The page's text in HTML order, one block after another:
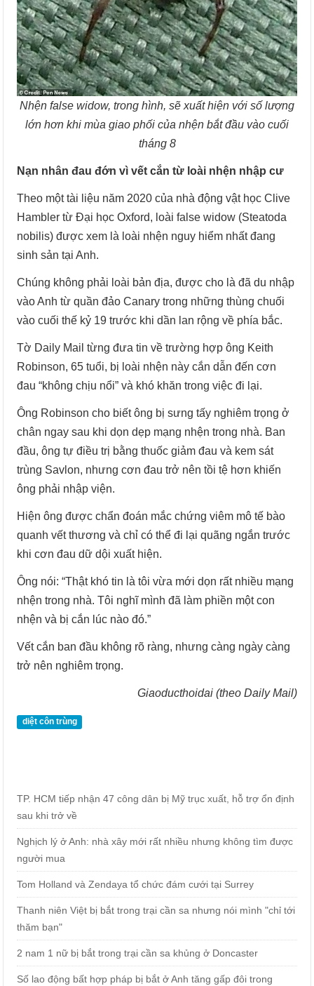
Nhện false widow, trong hình, sẽ xuất hiện với số lượng
lớn hơn khi mùa giao phối của nhện bắt đầu vào cuối
tháng 8
Nạn nhân đau đớn vì vết cắn từ loài nhện nhập cư
Theo một tài liệu năm 2020 của nhà động vật học Clive
Hambler từ Đại học Oxford, loài false widow (Steatoda
nobilis) được xem là loài nhện nguy hiểm nhất đang
sinh sản tại Anh.
Chúng không phải loài bản địa, được cho là đã du nhập
vào Anh từ quần đảo Canary trong những thùng chuối
vào cuối thế kỷ 19 trước khi dần lan rộng về phía bắc.
Tờ Daily Mail từng đưa tin về trường hợp ông Keith
Robinson, 65 tuổi, bị loài nhện này cắn dẫn đến cơn
đau “không chịu nổi” và khó khăn trong việc đi lại.
Ông Robinson cho biết ông bị sưng tấy nghiêm trọng ở
chân ngay sau khi dọn dẹp mạng nhện trong nhà. Ban
đầu, ông tự điều trị bằng thuốc giảm đau và kem sát
trùng Savlon, nhưng cơn đau trở nên tồi tệ hơn khiến
ông phải nhập viện.
Hiện ông được chẩn đoán mắc chứng viêm mô tế bào
quanh vết thương và chỉ có thể đi lại quãng ngắn trước
khi cơn đau dữ dội xuất hiện.
Ông nói: “Thật khó tin là tôi vừa mới dọn rất nhiều mạng
nhện trong nhà. Tôi nghĩ mình đã làm phiền một con
nhện và bị cắn lúc nào đó.”
Vết cắn ban đầu không rõ ràng, nhưng càng ngày càng
trở nên nghiêm trọng.
Giaoducthoidai (theo Daily Mail)
diệt côn trùng
TP. HCM tiếp nhận 47 công dân bị Mỹ trục xuất, hỗ trợ ổn định
sau khi trở về
Nghịch lý ở Anh: nhà xây mới rất nhiều nhưng không tìm được
người mua
Tom Holland và Zendaya tổ chức đám cưới tại Surrey
Thanh niên Việt bị bắt trong trại cần sa nhưng nói mình "chỉ tới
thăm bạn"
2 nam 1 nữ bị bắt trong trại cần sa khủng ở Doncaster
Số lao động bất hợp pháp bị bắt ở Anh tăng gấp đôi trong